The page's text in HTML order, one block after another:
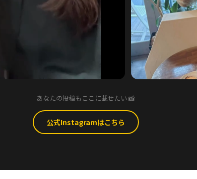
あなたの投稿もここに載せたい 📸
公式Instagramはこちら